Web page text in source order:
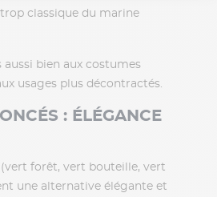
trop classique du marine
aussi bien aux costumes
usages plus décontractés.
: ÉLÉGANCE
(vert forêt, vert bouteille, vert
une alternative élégante et